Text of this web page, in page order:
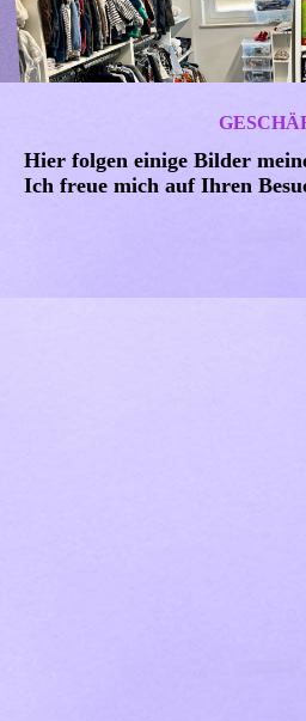
Hier folgen einige Bilder
Ich freue mich auf Ihren